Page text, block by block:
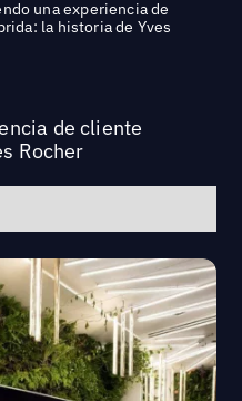
una experiencia de
la historia de Yves
de cliente
Rocher